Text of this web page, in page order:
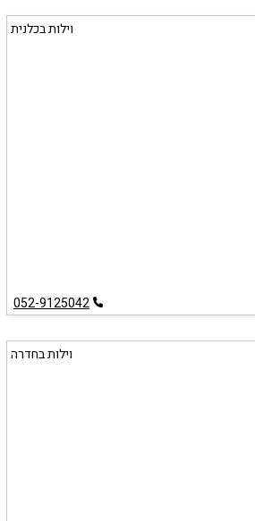
וילות בכלנית
052-9125042
וילות בחדרה